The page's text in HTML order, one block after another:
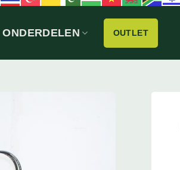
ONDERDELEN OUTLET